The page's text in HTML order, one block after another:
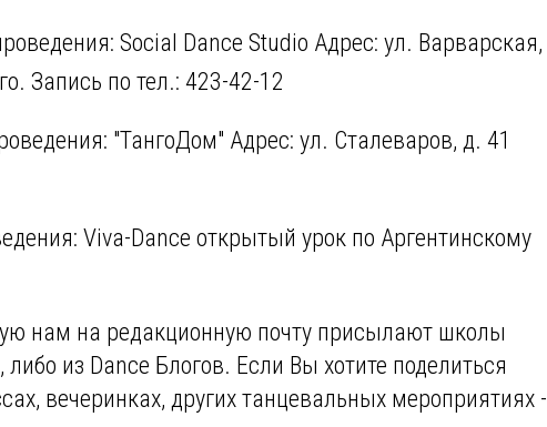
Social Dance Studio Адрес: ул. Варварская,
Запись по тел.: 423-42-12
"ТангоДом" Адрес: ул. Сталеваров, д. 41
Viva-Dance открытый урок по Аргентинскому
нам на редакционную почту присылают школы
из Dance Блогов. Если Вы хотите поделиться
вечеринках, других танцевальных мероприятиях -